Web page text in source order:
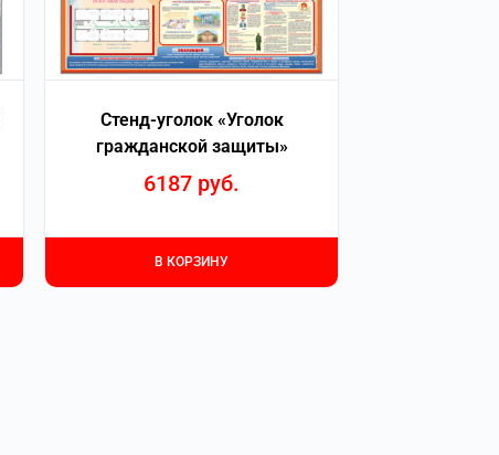
Стенд-уголок «Уголок
гражданской защиты»
6187 руб.
В КОРЗИНУ